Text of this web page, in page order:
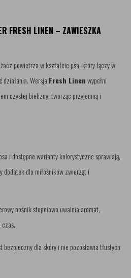
FRESH LINEN – ZAWIESZKA
powietrza w kształcie psa, który łączy w
działania. Wersja Fresh Linenwypełni
czystej bielizny, tworząc przyjemną i
i dostępne warianty kolorystyczne sprawiają,
dodatek dla miłośników zwierząt i
nośnik stopniowo uwalnia aromat,
bezpieczny dla skóry i nie pozostawia tłustych